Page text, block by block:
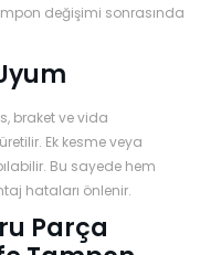
değişimi sonrasında
braket ve vida
Ek kesme veya
Bu sayede hem
hataları önlenir.
Parça